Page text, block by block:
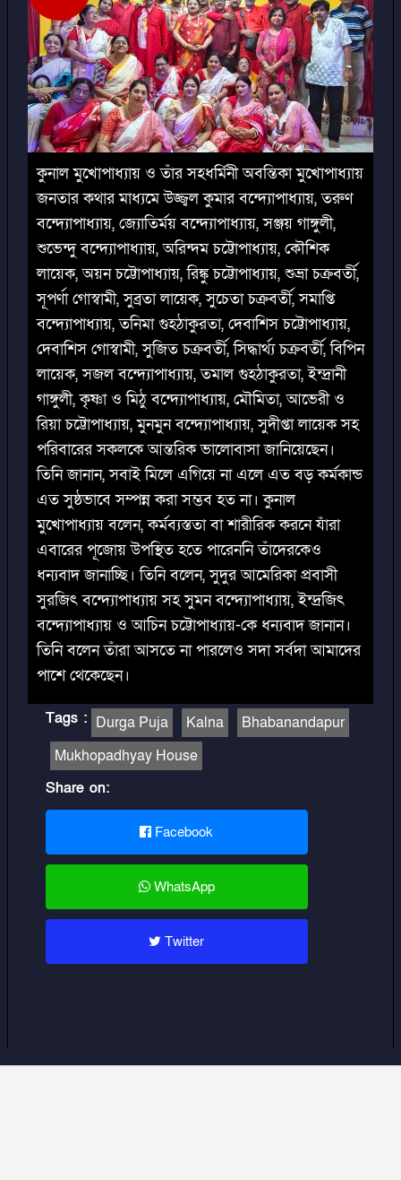
কুনাল মুখোপাধ্যায় ও তাঁর সহধর্মিনী অবন্তিকা মুখোপাধ্যায়
জনতার কথার মাধ্যমে উজ্জ্বল কুমার বন্দ্যোপাধ্যায়, তরুণ
বন্দ্যোপাধ্যায়, জ্যোতির্ময় বন্দ্যোপাধ্যায়, সঞ্জয় গাঙ্গুলী,
শুভেন্দু বন্দ্যোপাধ্যায়, অরিন্দম চট্টোপাধ্যায়, কৌশিক
লায়েক, অয়ন চট্টোপাধ্যায়, রিঙ্কু চট্টোপাধ্যায়, শুভ্রা চক্রবর্তী,
সূপর্ণা গোস্বামী, সুব্রতা লায়েক, সুচেতা চক্রবর্তী, সমাপ্তি
বন্দ্যোপাধ্যায়, তনিমা গুহঠাকুরতা, দেবাশিস চট্টোপাধ্যায়,
দেবাশিস গোস্বামী, সুজিত চক্রবর্তী, সিদ্ধার্থ্য চক্রবর্তী, বিপিন
লায়েক, সজল বন্দ্যোপাধ্যায়, তমাল গুহঠাকুরতা, ইন্দ্রানী
গাঙ্গুলী, কৃষ্ণা ও মিঠু বন্দ্যোপাধ্যায়, মৌমিতা, আভেরী ও
রিয়া চট্টোপাধ্যায়, মুনমুন বন্দ্যোপাধ্যায়, সুদীপ্তা লায়েক সহ
পরিবারের সকলকে আন্তরিক ভালোবাসা জানিয়েছেন।
তিনি জানান, সবাই মিলে এগিয়ে না এলে এত বড় কর্মকান্ড
এত সুষ্ঠভাবে সম্পন্ন করা সম্ভব হত না। কুনাল
মুখোপাধ্যায় বলেন, কর্মব্যস্ততা বা শারীরিক করনে যাঁরা
এবারের পূজোয় উপস্থিত হতে পারেননি তাঁদেরকেও
ধন্যবাদ জানাচ্ছি। তিনি বলেন, সুদুর আমেরিকা প্রবাসী
সুরজিৎ বন্দ্যোপাধ্যায় সহ সুমন বন্দ্যোপাধ্যায়, ইন্দ্রজিৎ
বন্দ্যোপাধ্যায় ও আচিন চট্টোপাধ্যায়-কে ধন্যবাদ জানান।
তিনি বলেন তাঁরা আসতে না পারলেও সদা সর্বদা আমাদের
পাশে থেকেছেন।
Tags : Durga Puja Kalna
Bhabanandapur
Mukhopadhyay House
Share on:
Facebook
WhatsApp
Twitter